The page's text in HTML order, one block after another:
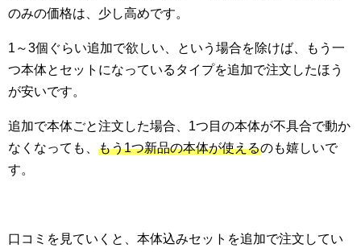
のみの価格は、少し高めです。
1～3個ぐらい追加で欲しい、という場合を除けば、もう一
つ本体とセットになっているタイプを追加で注文したほう
が安いです。
追加で本体ごと注文した場合、1つ目の本体が不具合で動か
なくなっても、 もう1つ新品の本体が使えるのも嬉しいで
す。
口コミを見ていくと、本体込みセットを追加で注文してい